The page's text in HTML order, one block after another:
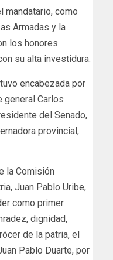
mandatario, como
Armadas y la
los honores
su alta investidura.
encabezada por
general Carlos
del Senado,
provincial,
la Comisión
Juan Pablo Uribe,
como primer
dignidad,
de la patria, el
Pablo Duarte, por